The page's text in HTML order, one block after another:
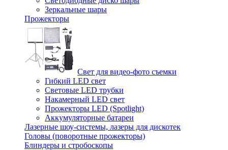
Зеркальные шары
Прожекторы
Свет для видео-фото съемки
Гибкий LED свет
Световые LED трубки
Накамерный LED свет
Прожекторы LED (Spotlight)
Аккумуляторные батареи
Лазерные шоу-системы, лазеры для дискотек
Головы (поворотные прожекторы)
Блиндеры и стробоскопы